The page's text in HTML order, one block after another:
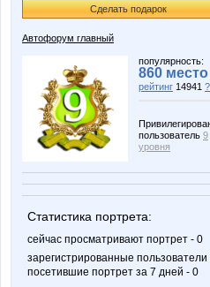
Сделать подарок
Автофорум главный
популярность:
860 место
рейтинг 14941 ?
пользователь 9
уровня
Статистика портрета:
сейчас просматривают портрет - 0
зарегистрированные пользователи
посетившие портрет за 7 дней - 0